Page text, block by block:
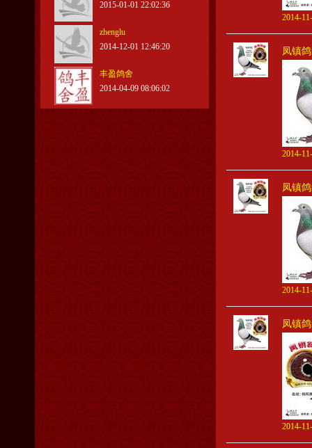
2015-01-01 22:02:36
zhenglu
2014-12-01 12:46:20
丰盈鸽舍
2014-04-09 08:06:02
2014-
凤镇
2014-
凤镇
2014-
凤镇
2014-